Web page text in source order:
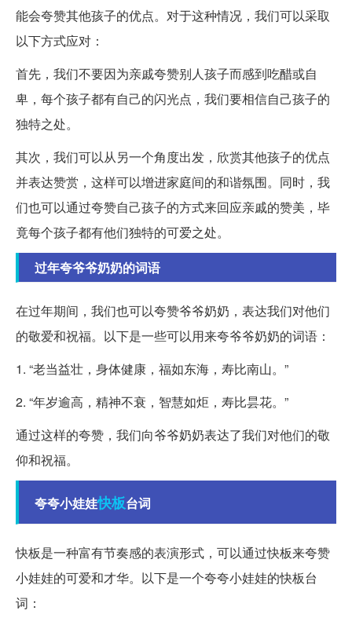
能会夸赞其他孩子的优点。对于这种情况，我们可以采取
以下方式应对：
首先，我们不要因为亲戚夸赞别人孩子而感到吃醋或自
卑，每个孩子都有自己的闪光点，我们要相信自己孩子的
独特之处。
其次，我们可以从另一个角度出发，欣赏其他孩子的优点
并表达赞赏，这样可以增进家庭间的和谐氛围。同时，我
们也可以通过夸赞自己孩子的方式来回应亲戚的赞美，毕
竟每个孩子都有他们独特的可爱之处。
过年夸爷爷奶奶的词语
在过年期间，我们也可以夸赞爷爷奶奶，表达我们对他们
的敬爱和祝福。以下是一些可以用来夸爷爷奶奶的词语：
1. “老当益壮，身体健康，福如东海，寿比南山。”
2. “年岁逾高，精神不衰，智慧如炬，寿比昙花。”
通过这样的夸赞，我们向爷爷奶奶表达了我们对他们的敬
仰和祝福。
夸夸小娃娃快板台词
快板是一种富有节奏感的表演形式，可以通过快板来夸赞
小娃娃的可爱和才华。以下是一个夸夸小娃娃的快板台
词：